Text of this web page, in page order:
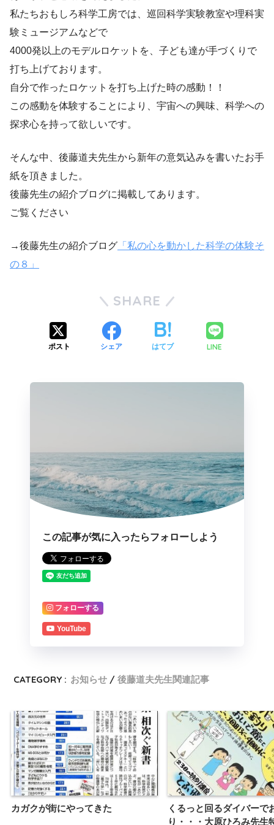
私たちおもしろ科学工房では、巡回科学実験教室や理科実
験ミュージアムなどで
4000発以上のモデルロケットを、子ども達が手づくりで
打ち上げております。
自分で作ったロケットを打ち上げた時の感動！！
この感動を体験することにより、宇宙への興味、科学への
探求心を持って欲しいです。
そんな中、後藤道夫先生から新年の意気込みを書いたお手
紙を頂きました。
後藤先生の紹介ブログに掲載してあります。
ご覧ください
→後藤先生の紹介ブログ 「私の心を動かした科学の体験そ
の８」
SHARE
ポスト シェア はてブ LINE
この記事が気に入ったらフォローしよう
フォローする
YouTube
CATEGORY : お知らせ 後藤道夫先生関連記事
カガクが街にやってきた
くるっと回るダイバーで
り・・・大原ひろみ先生